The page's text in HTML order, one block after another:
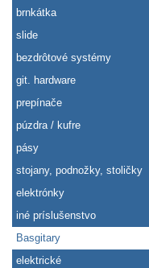
brnkátka
slide
bezdrôtové systémy
git. hardware
prepínače
púzdra / kufre
pásy
stojany, podnožky, stoličky
elektrónky
iné príslušenstvo
Basgitary
elektrické